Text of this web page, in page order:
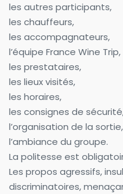
les autres participants,
les chauffeurs,
les accompagnateurs,
l’équipe France Wine Trip,
les prestataires,
les lieux visités,
les horaires,
les consignes de
l’organisation de la sortie,
l’ambiance du groupe.
La politesse est
Les propos agressifs,
discriminatoires,